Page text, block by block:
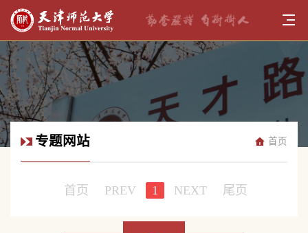
专题网站 首页
首页 PREV 1 NEXT 尾页